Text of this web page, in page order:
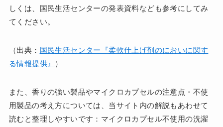
しくは、国民生活センターの発表資料なども参考にしてみ
てください。
（出典： 国民生活センター『柔軟仕上げ剤のにおいに関す
る情報提供』 ）
また、香りの強い製品やマイクロカプセルの注意点・不使
用製品の考え方については、当サイト内の解説もあわせて
読むと整理しやすいです：マイクロカプセル不使用の洗濯